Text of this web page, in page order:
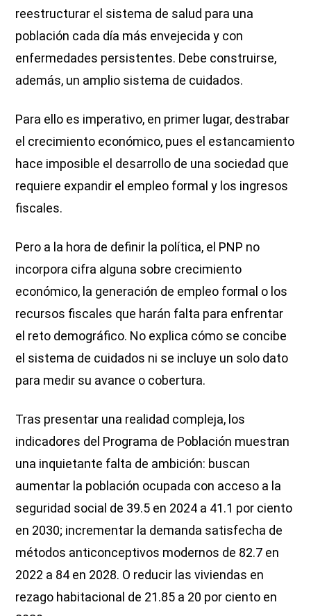
reestructurar el sistema de salud para una
población cada día más envejecida y con
enfermedades persistentes. Debe construirse,
además, un amplio sistema de cuidados.
Para ello es imperativo, en primer lugar, destrabar
el crecimiento económico, pues el estancamiento
hace imposible el desarrollo de una sociedad que
requiere expandir el empleo formal y los ingresos
fiscales.
Pero a la hora de definir la política, el PNP no
incorpora cifra alguna sobre crecimiento
económico, la generación de empleo formal o los
recursos fiscales que harán falta para enfrentar
el reto demográfico. No explica cómo se concibe
el sistema de cuidados ni se incluye un solo dato
para medir su avance o cobertura.
Tras presentar una realidad compleja, los
indicadores del Programa de Población muestran
una inquietante falta de ambición: buscan
aumentar la población ocupada con acceso a la
seguridad social de 39.5 en 2024 a 41.1 por ciento
en 2030; incrementar la demanda satisfecha de
métodos anticonceptivos modernos de 82.7 en
2022 a 84 en 2028. O reducir las viviendas en
rezago habitacional de 21.85 a 20 por ciento en